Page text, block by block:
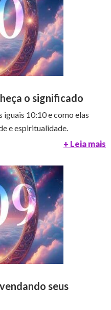
o significado
10:10 e como elas
e espiritualidade.
+ Leia mais
seus